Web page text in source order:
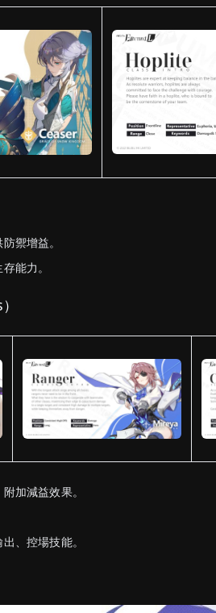
禦增益。
能力。
加減益效果。
、控場技能。